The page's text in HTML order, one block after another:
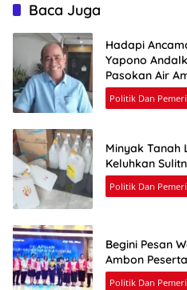
Baca Juga
Hadapi
Yapono
Pasokan Air
Politik Dan
Minyak Tanah
Keluhkan
Politik Dan
Begini Pesan
Ambon
Politik Dan